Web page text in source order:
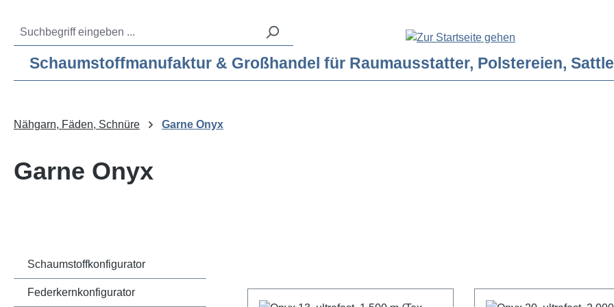
Service-Hotline: 04193 – 80 515 10
Schaumstoffmanufaktur & Großhandel für Raumausstatter, Polstereien,
Nähgarn, Fäden, Schnüre Garne Onyx
Garne Onyx
Schaumstoffkonfigurator
Federkernkonfigurator